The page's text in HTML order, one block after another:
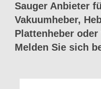
Sauger Anbieter
Vakuumheber,
Plattenheber oder
Melden Sie sich